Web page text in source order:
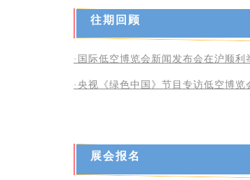
往期回顾
· 国际低空博览会新闻发布会在沪顺利
·央视《绿色中国》节目专访低空博览
展会报名